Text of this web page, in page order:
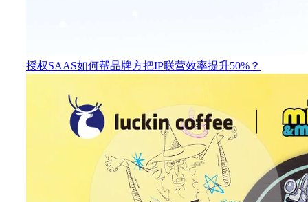
授权SAAS如何帮品牌方把IP联营效率提升50%？